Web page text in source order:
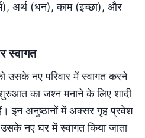
अर्थ (धन), काम (इच्छा), और
स्वागत
उसके नए परिवार में स्वागत करने
का जश्न मनाने के लिए शादी
इन अनुष्ठानों में अक्सर गृह प्रवेश
नए घर में स्वागत किया जाता